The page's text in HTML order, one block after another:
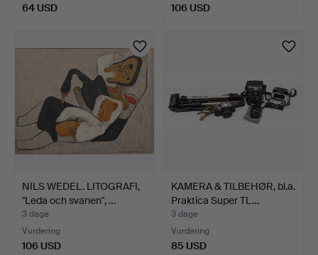
64 USD 106 USD
NILS WEDEL. LITOGRAFI,
"Leda och svanen", …
3 dage
Vurdering
106 USD
KAMERA & TILBEHØR, bl.a.
Praktica Super TL…
3 dage
Vurdering
85 USD